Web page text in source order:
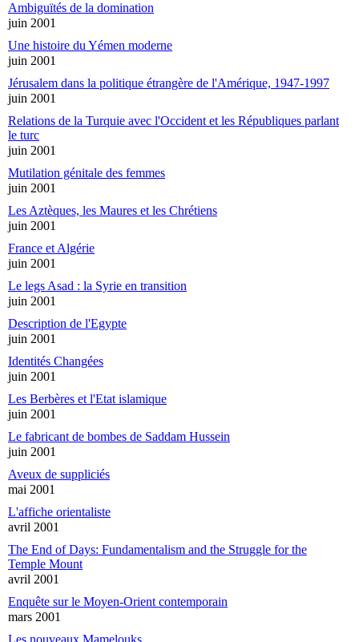
Ambiguïtés de la domination
juin 2001
Une histoire du Yémen moderne
juin 2001
Jérusalem dans la politique étrangère de l'Amérique, 1947-1997
juin 2001
Relations de la Turquie avec l'Occident et les Républiques parlant
le turc
juin 2001
Mutilation génitale des femmes
juin 2001
Les Aztèques, les Maures et les Chrétiens
juin 2001
France et Algérie
juin 2001
Le legs Asad : la Syrie en transition
juin 2001
Description de l'Egypte
juin 2001
Identités Changées
juin 2001
Les Berbères et l'Etat islamique
juin 2001
Le fabricant de bombes de Saddam Hussein
juin 2001
Aveux de suppliciés
mai 2001
L'affiche orientaliste
avril 2001
The End of Days: Fundamentalism and the Struggle for the
Temple Mount
avril 2001
Enquête sur le Moyen-Orient contemporain
mars 2001